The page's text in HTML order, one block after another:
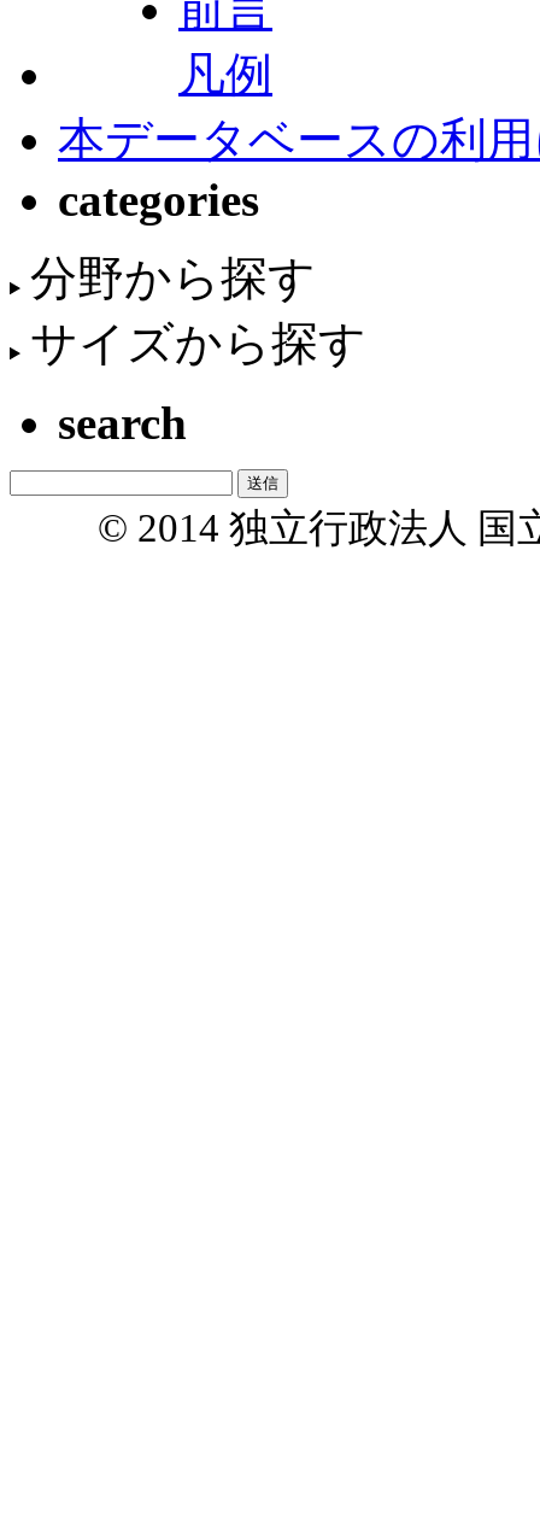
凡例
本データベースの利
categories
分野から探す
サイズから探す
search
© 2014 独立行政法人 国